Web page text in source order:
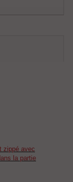
zippé avec
la partie